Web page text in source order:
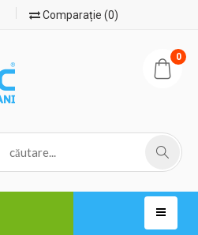
Comparație (0)
0